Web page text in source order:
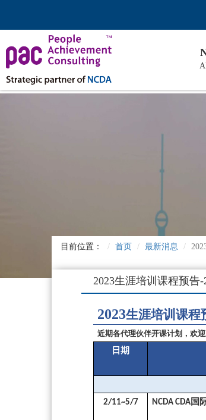
目前位置： 首页 最新消息
2023生涯培训课程预告
2023生涯培训课程
近期各代理伙伴开课计划，欢
日期
2/11~5/7 NCDA CDA 国